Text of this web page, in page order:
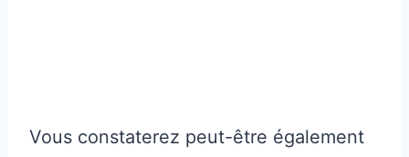
Vous constaterez peut-être également